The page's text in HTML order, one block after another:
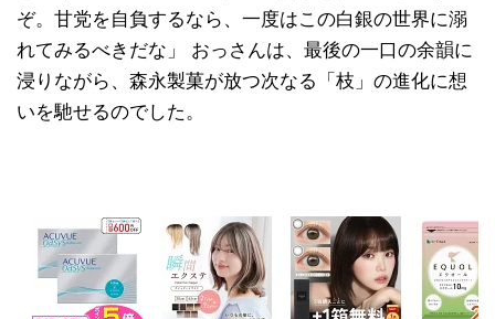
ぞ。甘党を自負するなら、一度はこの白銀の世界に溺
れてみるべきだな」 おっさんは、最後の一口の余韻に
浸りながら、森永製菓が放つ次なる「枝」の進化に想
いを馳せるのでした。